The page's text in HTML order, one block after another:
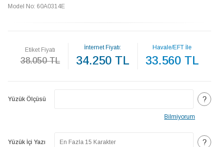
Model No: 60A0314E
Etiket Fiyatı
38.050 TL
İnternet Fiyatı:
34.250 TL
Havale/EFT İle
33.560 TL
Yüzük Ölçüsü ?
Bilmiyorum
Yüzük İçi Yazı ?